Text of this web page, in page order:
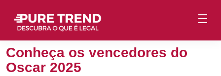
Conheça os vencedores do
Oscar 2025